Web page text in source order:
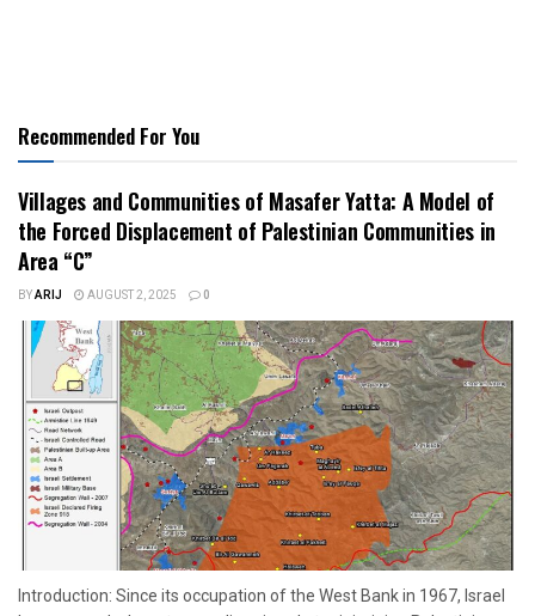
Recommended For You
Villages and Communities of Masafer Yatta: A Model of
the Forced Displacement of Palestinian Communities in
Area “C”
BYARIJ AUGUST 2, 2025 0
Introduction: Since its occupation of the West Bank in 1967, Israel